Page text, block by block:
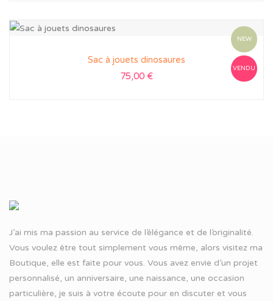
NEW
VENDU
Sac à jouets dinosaures
75,00 €
J’ai mis ma passion au service de l’élégance et de l’originalité.
Vous voulez être tout simplement vous même, alors visitez ma
Boutique, elle est faite pour vous. Vous avez envie d’un projet
personnalisé, un anniversaire, une naissance, une occasion
particulière, je suis à votre écoute pour en discuter et vous